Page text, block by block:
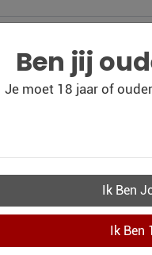
Ben jij
Je moet 18 jaar of